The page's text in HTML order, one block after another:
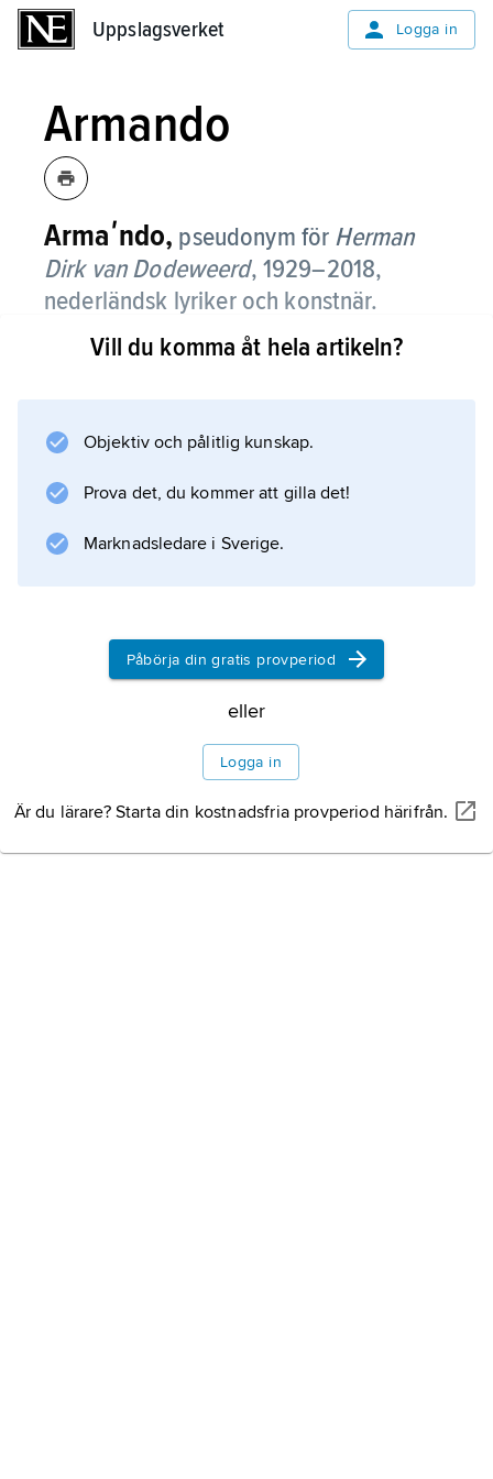
Uppslagsverket Logga in
Armando
Armaʹndo, pseudonym för Herman
Dirk van Dodeweerd, 1929–2018,
nederländsk lyriker och konstnär.
Armando debuterade som författare 1954 i de
Vill du komma åt hela artikeln?
Objektiv och pålitlig kunskap.
Prova det, du kommer att gilla det!
Marknadsledare i Sverige.
Påbörja din gratis provperiod
eller
Logga in
Är du lärare? Starta din kostnadsfria provperiod härifrån.